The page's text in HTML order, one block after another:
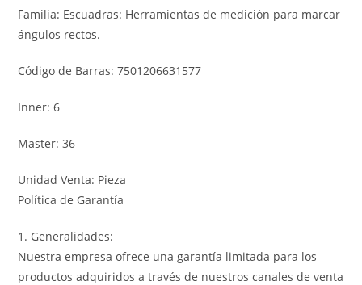
Familia: Escuadras: Herramientas de medición para marcar
ángulos rectos.
Código de Barras: 7501206631577
Inner: 6
Master: 36
Unidad Venta: Pieza
Política de Garantía
1. Generalidades:
Nuestra empresa ofrece una garantía limitada para los
productos adquiridos a través de nuestros canales de venta